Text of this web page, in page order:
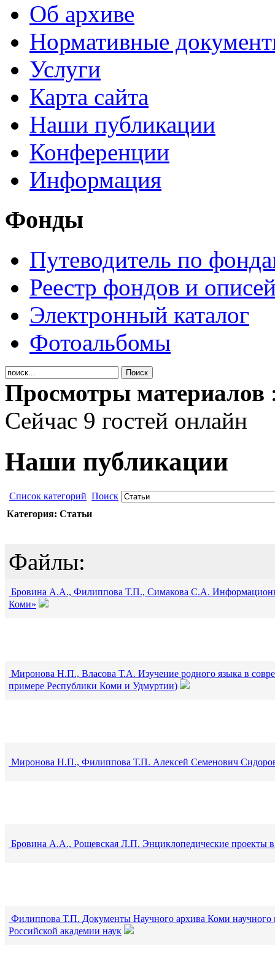
Об архиве
Нормативные
Услуги
Карта сайта
Наши публикации
Конференции
Информация
Фонды
Путеводитель по
Реестр фондов и
Электронный каталог
Фотоальбомы
Просмотры материалов
Сейчас 9 гостей онлайн
Наши публикации
Список категорий Поиск
Категория: Статьи
Файлы:
Бровина А.А., Филиппова Т.П., Симакова С.А.
Коми»
Миронова Н.П., Власова Т.А. Изучение родного языка в
примере Республики Коми и Удмуртии)
Миронова Н.П., Филиппова Т.П. Алексей Семенович Сидоров
Бровина А.А., Рощевская Л.П. Энциклопедические проекты
Филиппова Т.П. Документы Научного архива Коми
Российской академии наук